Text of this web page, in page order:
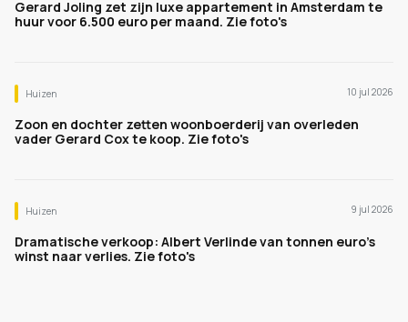
Gerard Joling zet zijn luxe appartement in Amsterdam te
huur voor 6.500 euro per maand. Zie foto's
Huizen 10 jul 2026
Zoon en dochter zetten woonboerderij van overleden
vader Gerard Cox te koop. Zie foto's
Huizen 9 jul 2026
Dramatische verkoop: Albert Verlinde van tonnen euro's
winst naar verlies. Zie foto's